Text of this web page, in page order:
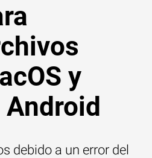
y
debido a un error del